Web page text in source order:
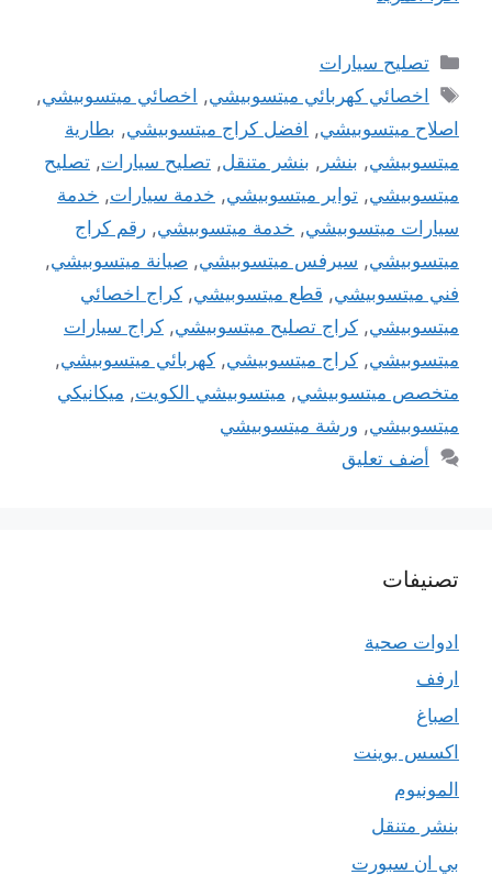
التصنيفات
تصليح سيارات
الوسوم
اخصائي كهربائي ميتسوبيشي, اخصائي ميتسوبيشي,
اصلاح ميتسوبيشي, افضل كراج ميتسوبيشي, بطارية
ميتسوبيشي, بنشر , بنشر متنقل, تصليح سيارات, تصليح
ميتسوبيشي, تواير ميتسوبيشي, خدمة سيارات, خدمة
سيارات ميتسوبيشي, خدمة ميتسوبيشي, رقم كراج
ميتسوبيشي, سيرفس ميتسوبيشي, صيانة ميتسوبيشي,
فني ميتسوبيشي, قطع ميتسوبيشي, كراج اخصائي
ميتسوبيشي, كراج تصليح ميتسوبيشي, كراج سيارات
ميتسوبيشي, كراج ميتسوبيشي, كهربائي ميتسوبيشي,
متخصص ميتسوبيشي, ميتسوبيشي الكويت, ميكانيكي
ميتسوبيشي, ورشة ميتسوبيشي
أضف تعليق
تصنيفات
ادوات صحية
ارفف
اصباغ
اكسس بوينت
المونيوم
بنشر متنقل
بي ان سبورت